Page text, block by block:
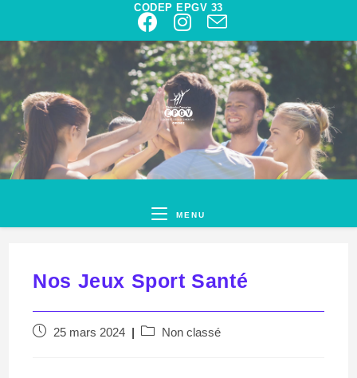
CODEP EPGV 33
MENU
Nos Jeux Sport Santé
25 mars 2024 Non classé